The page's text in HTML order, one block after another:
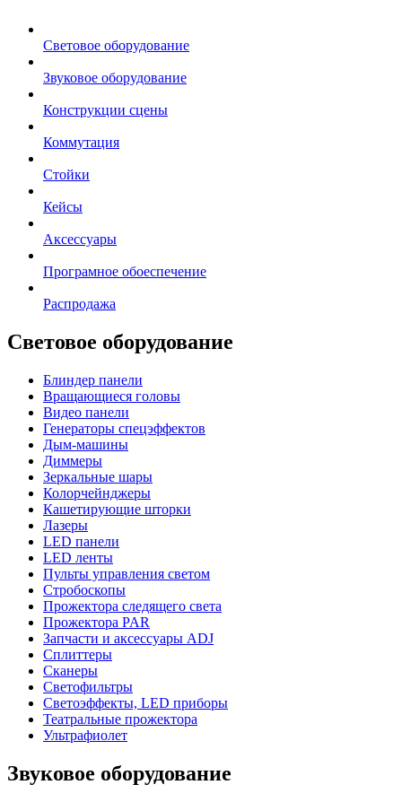
Световое оборудование
Звуковое оборудование
Конструкции сцены
Коммутация
Стойки
Кейсы
Аксессуары
Програмное обоеспечение
Распродажа
Световое оборудование
Блиндер панели
Вращающиеся головы
Видео панели
Генераторы спецэффектов
Дым-машины
Диммеры
Зеркальные шары
Колорчейнджеры
Кашетирующие шторки
Лазеры
LED панели
LED ленты
Пульты управления светом
Стробоскопы
Прожектора следящего света
Прожектора PAR
Запчасти и аксессуары ADJ
Сплиттеры
Сканеры
Светофильтры
Светоэффекты, LED приборы
Театральные прожектора
Ультрафиолет
Звуковое оборудование